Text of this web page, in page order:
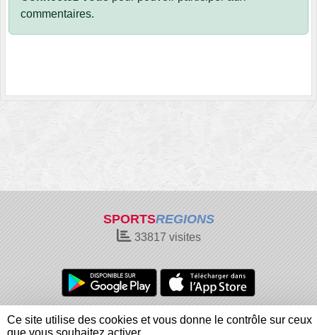
commentaires.
SPORTSREGIONS
33817 visites
Charte cookies
Gestion des cookies
Informations légales
Signaler un contenu inapproprié
Ce site utilise des cookies et vous donne le contrôle sur ceux
que vous souhaitez activer